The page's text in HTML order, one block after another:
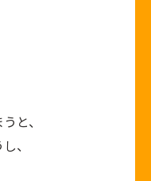
と、
、